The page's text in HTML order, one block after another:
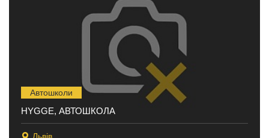
Автошколи
HYGGE, АВТОШКОЛА
Львів